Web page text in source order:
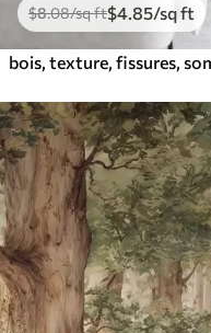
$8.08/sq ft$4 .85/sq ft